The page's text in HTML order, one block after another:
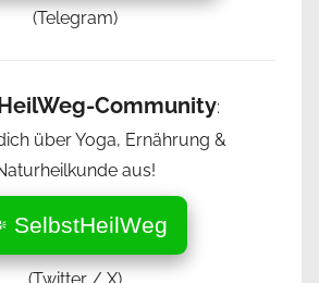
(Telegram)
Community:
über Yoga, Ernährung &
aus!